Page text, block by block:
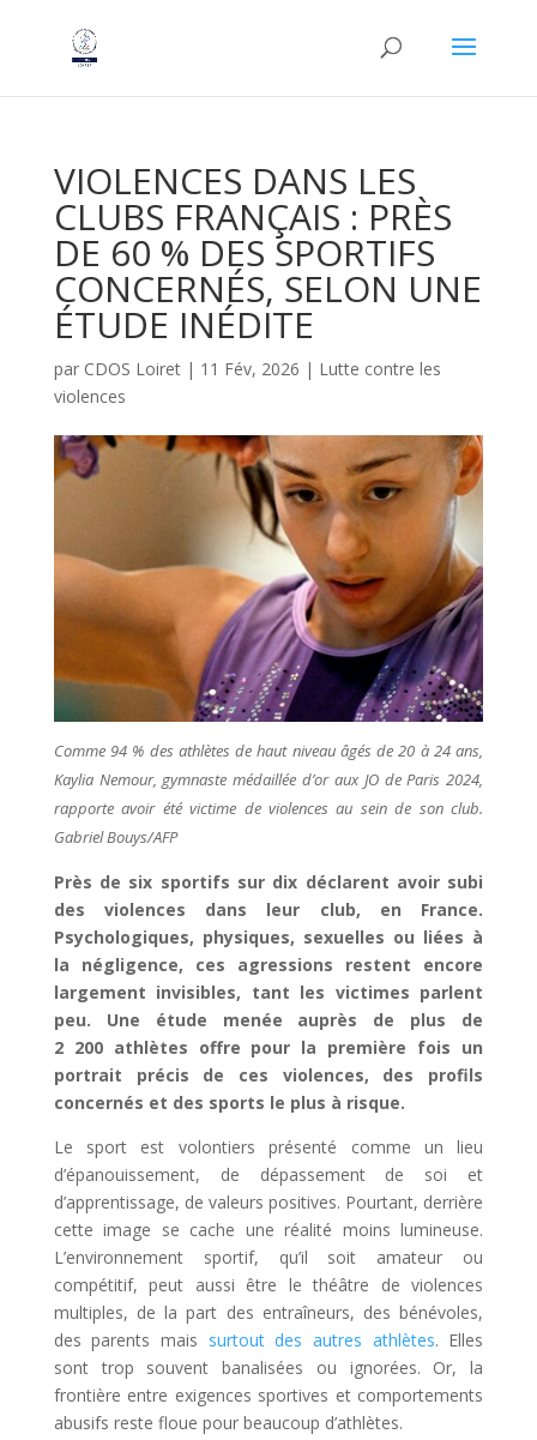
VIOLENCES DANS LES
CLUBS FRANÇAIS : PRÈS
DE 60 % DES SPORTIFS
CONCERNÉS, SELON UNE
ÉTUDE INÉDITE
par CDOS Loiret| 11 Fév, 2026 | Lutte contre les
violences
Comme 94 % des athlètes de haut niveau âgés de 20 à 24 ans,
Kaylia Nemour, gymnaste médaillée d’or aux JO de Paris 2024,
rapporte avoir été victime de violences au sein de son club.
Gabriel Bouys/AFP
Près de six sportifs sur dix déclarent avoir subi
des violences dans leur club, en France.
Psychologiques, physiques, sexuelles ou liées à
la négligence, ces agressions restent encore
largement invisibles, tant les victimes parlent
peu. Une étude menée auprès de plus de
2 200 athlètes offre pour la première fois un
portrait précis de ces violences, des profils
concernés et des sports le plus à risque.
Le sport est volontiers présenté comme un lieu
d’épanouissement, de dépassement de soi et
d’apprentissage, de valeurs positives. Pourtant, derrière
cette image se cache une réalité moins lumineuse.
L’environnement sportif, qu’il soit amateur ou
compétitif, peut aussi être le théâtre de violences
multiples, de la part des entraîneurs, des bénévoles,
des parents mais surtout des autres athlètes. Elles
sont trop souvent banalisées ou ignorées. Or, la
frontière entre exigences sportives et comportements
abusifs reste floue pour beaucoup d’athlètes.